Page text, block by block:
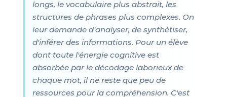
longs, le vocabulaire plus abstrait, les
structures de phrases plus complexes. On
leur demande d'analyser, de synthétiser,
d'inférer des informations. Pour un élève
dont toute l'énergie cognitive est
absorbée par le décodage laborieux de
chaque mot, il ne reste que peu de
ressources pour la compréhension. C'est